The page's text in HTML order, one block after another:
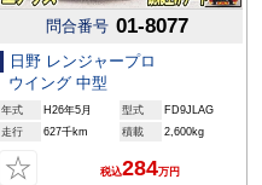
問合番号 01-8077
日野 レンジャープロ
ウイング 中型
年式 H26年5月 型式
FD9JLAG
走行
627千km 積載 2,600kg
☆ 税込284万円